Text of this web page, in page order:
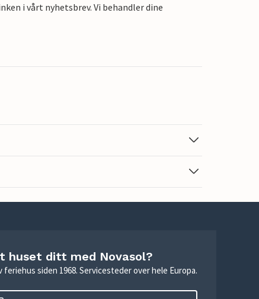
i vårt nyhetsbrev. Vi behandler dine
huset ditt med Novasol?
feriehus siden 1968. Servicesteder over hele Europa.